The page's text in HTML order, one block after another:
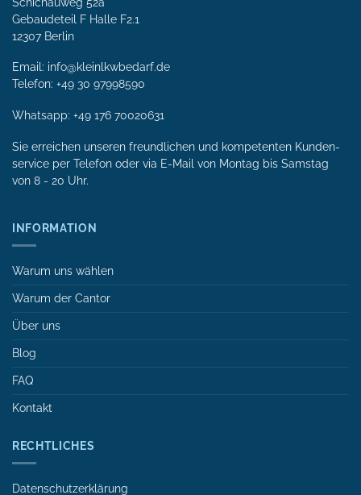
Gebaudeteil F Halle F2.1
12307 Berlin
Email: info@kleinlkwbedarf.de
Telefon: +49 30 97998590
Whatsapp: +49 176 70020631
Sie erreichen unseren freundlichen und kompetenten Kunden­
service per Tele­fon oder via E-Mail von Mon­tag bis Samstag
von 8 - 20 Uhr.
INFORMATION
Warum uns wählen
Warum der Cantor
Über uns
Blog
FAQ
Kontakt
RECHTLICHES
Datenschutzerklärung